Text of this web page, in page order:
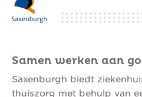
Samen werken aan
Saxenburgh biedt
thuiszorg met behulp van